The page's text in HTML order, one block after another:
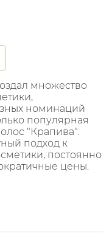
множество
номинаций
популярная
"Крапива".
подход к
постоянно
цены.